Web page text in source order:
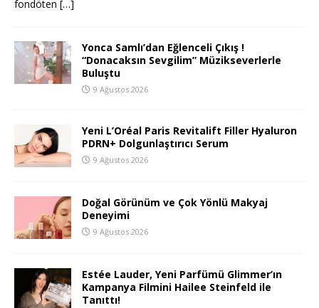
fondöten […]
Yonca Samlı’dan Eğlenceli Çıkış !
“Donacaksın Sevgilim” Müzikseverlerle
Buluştu
9 Ağustos 2026
Yeni L’Oréal Paris Revitalift Filler Hyaluron
PDRN+ Dolgunlaştırıcı Serum
9 Ağustos 2026
Doğal Görünüm ve Çok Yönlü Makyaj
Deneyimi
9 Ağustos 2026
Estée Lauder, Yeni Parfümü Glimmer’ın
Kampanya Filmini Hailee Steinfeld ile
Tanıttı!